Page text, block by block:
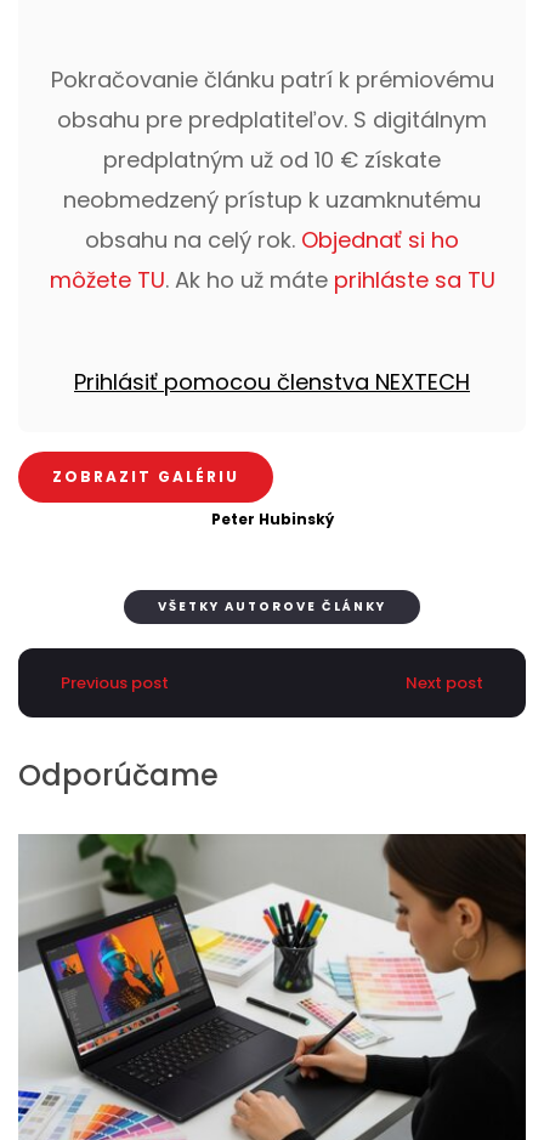
Pokračovanie článku patrí k prémiovému
obsahu pre predplatiteľov. S digitálnym
predplatným už od 10 € získate
neobmedzený prístup k uzamknutému
obsahu na celý rok. Objednať si ho
môžete TU. Ak ho už máte prihláste sa TU
Prihlásiť pomocou členstva NEXTECH
ZOBRAZIT GALÉRIU
Peter Hubinský
VŠETKY AUTOROVE ČLÁNKY
Previous post Next post
Odporúčame